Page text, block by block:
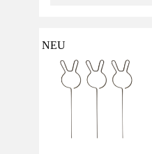
NEU